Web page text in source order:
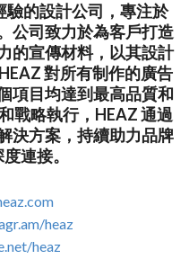
驗的設計公司，專注於
公司致力於為客戶打造
的宣傳材料，以其設計
對所有制作的廣告
項目均達到最高品質和
戰略執行，HEAZ 通過
決方案，持續助力品牌
連接。
heaz
heaz